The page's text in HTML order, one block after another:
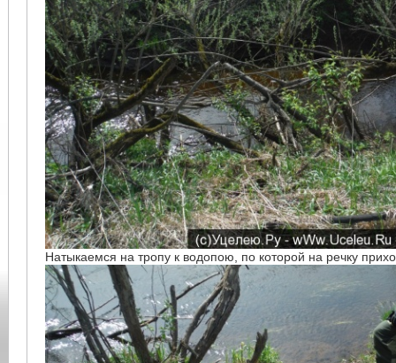
Натыкаемся на тропу к водопою, по которой на речку